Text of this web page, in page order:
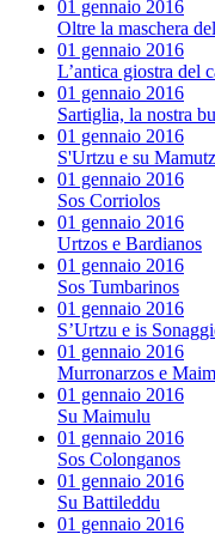
01 gennaio 2016
Oltre la maschera
01 gennaio 2016
L’antica giostra del
01 gennaio 2016
Sartiglia, la nostra
01 gennaio 2016
S'Urtzu e su
01 gennaio 2016
Sos Corriolos
01 gennaio 2016
Urtzos e Bardianos
01 gennaio 2016
Sos Tumbarinos
01 gennaio 2016
S’Urtzu e is
01 gennaio 2016
Murronarzos e
01 gennaio 2016
Su Maimulu
01 gennaio 2016
Sos Colonganos
01 gennaio 2016
Su Battileddu
01 gennaio 2016